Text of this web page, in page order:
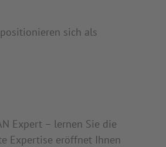
sich als
Expert – lernen Sie die
Expertise eröffnet Ihnen